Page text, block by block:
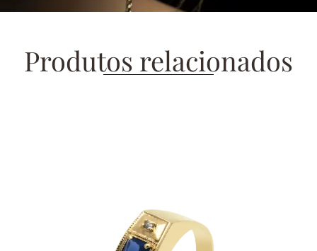
Produtos relacionados